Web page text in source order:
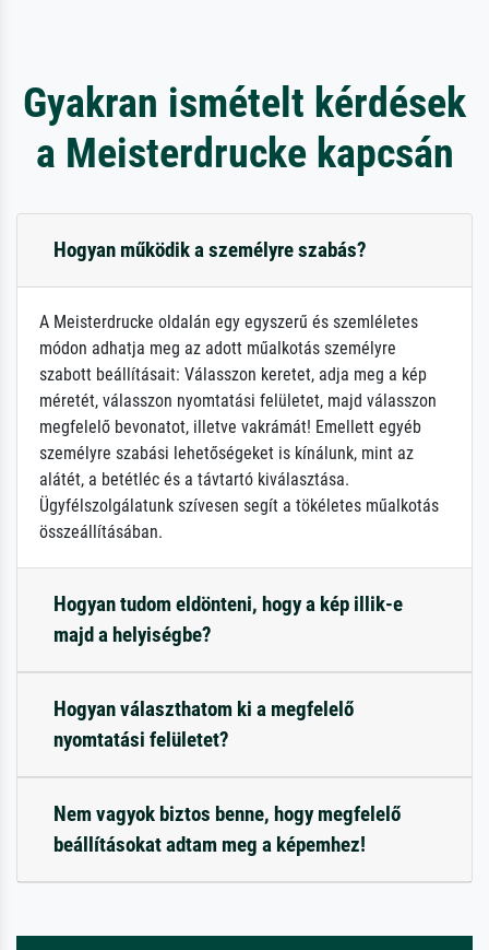
Gyakran ismételt kérdések
a Meisterdrucke kapcsán
Hogyan működik a személyre szabás?
A Meisterdrucke oldalán egy egyszerű és szemléletes
módon adhatja meg az adott műalkotás személyre
szabott beállításait: Válasszon keretet, adja meg a kép
méretét, válasszon nyomtatási felületet, majd válasszon
megfelelő bevonatot, illetve vakrámát! Emellett egyéb
személyre szabási lehetőségeket is kínálunk, mint az
alátét, a betétléc és a távtartó kiválasztása.
Ügyfélszolgálatunk szívesen segít a tökéletes műalkotás
összeállításában.
Hogyan tudom eldönteni, hogy a kép illik-e
majd a helyiségbe?
Hogyan választhatom ki a megfelelő
nyomtatási felületet?
Nem vagyok biztos benne, hogy megfelelő
beállításokat adtam meg a képemhez!